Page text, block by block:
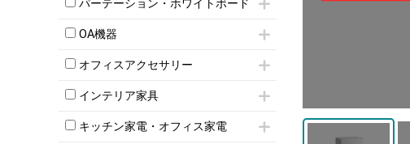
両開書庫
引き違い書庫
多人数ロッカー
シリンダー錠ロッカー
ダイヤル錠ロッカー
ボタン錠ロッカー
シューズロッカー・下駄箱
ロッカーその他
T字脚テーブル
会議テーブルW1200～
会議テーブルW1800～
折りたたみ会議テーブル
ハイテーブル
折りたたみミーティングチェア
ハイチェア
ミーティングチェアその他
応接・役員家具その他
ローカウンター
ラウンジカウンター
パーテーション・ホワイトボード
パーテーション
自立タイプパーテーション
パーテーションその他
壁掛けホワイトボード
ホワイトボードその他
OA機器
iPad
電話機（ビジネスフォン）
シュレッダー
スクリーン
オフィスアクセサリー
チェア用台車
演台・講演台・演説台
防音パネル
インテリア家具
モールドチェア
ダイニングチェア
キッチン家電・オフィス家電